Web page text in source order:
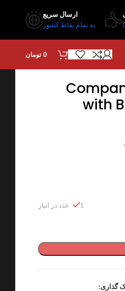
ارسال سریع
به تمام نقاط کشور
0 تومان
with
1 عدد در انبار
گذاری: